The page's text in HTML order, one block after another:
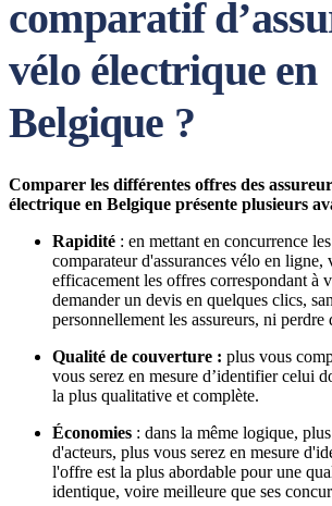
comparatif
vélo électrique en
Belgique ?
Comparer les différentes offres des
électrique en Belgique présente plusieurs
Rapidité : en mettant en concurrence
comparateur d'assurances vélo en ligne,
efficacement les offres correspondant à
demander un devis en quelques clics,
personnellement les assureurs, ni perdre
Qualité de couverture : plus vous
vous serez en mesure d’identifier celui
la plus qualitative et complète.
Économies : dans la même logique,
d'acteurs, plus vous serez en mesure
l'offre est la plus abordable pour une
identique, voire meilleure que ses